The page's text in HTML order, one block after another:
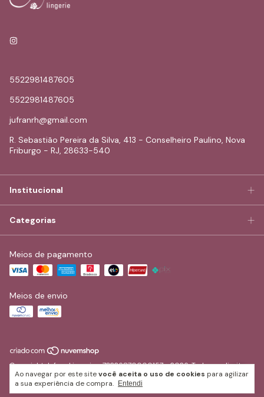
Ao navegar por este sitevocê aceita o uso de cookies para agilizar
a sua experiência de compra.
Entendi
5522981487605
5522981487605
jufranrh@gmail.com
R. Sebastião Pereira da Silva, 413 - Conselheiro Paulino, Nova
Friburgo - RJ, 28633-540
Institucional
Categorias
Meios de pagamento
Meios de envio
Copyright Jufran Lingerie - 73226870000157 - 2026. Todos os direitos
reservados.